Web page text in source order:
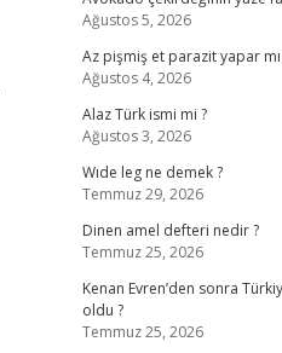
Ağustos 5, 2026
Az pişmiş et parazit yapar mı
Ağustos 4, 2026
Alaz Türk ismi mi ?
Ağustos 3, 2026
Wıde leg ne demek ?
Temmuz 29, 2026
Dinen amel defteri nedir ?
Temmuz 25, 2026
Kenan Evren’den sonra
oldu ?
Temmuz 25, 2026